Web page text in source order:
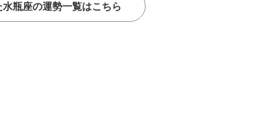
瓶座の運勢一覧はこちら